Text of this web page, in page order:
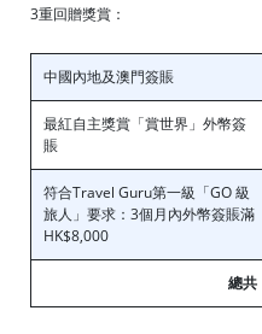
3重回贈獎賞：
中國內地及澳門簽賬
最紅自主獎賞「賞世界」外幣簽
賬
符合Travel Guru第一級「GO 級
旅人」要求：3個月內外幣簽賬滿
HK$8,000
總共